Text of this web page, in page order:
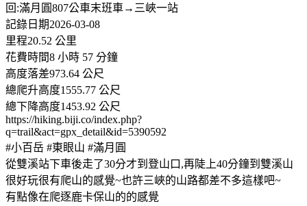
回:滿月圓807公車末班車→三峽一站
記錄日期2026-03-08
里程20.52 公里
花費時間8 小時 57 分鐘
高度落差973.64 公尺
總爬升高度1555.77 公尺
總下降高度1453.92 公尺
https://hiking.biji.co/index.php?
q=trail&act=gpx_detail&id=5390592
#小百岳 #東眼山 #滿月圓
從雙溪站下車後走了30分才到登山口,再陡上40分鐘到雙溪山
很好玩很有爬山的感覺~也許三峽的山路都差不多這樣吧~
有點像在爬逐鹿卡保山的的感覺